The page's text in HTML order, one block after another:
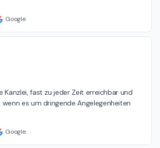
Google
Kanzlei, fast zu jeder Zeit erreichbar und
es um dringende Angelegenheiten
Google